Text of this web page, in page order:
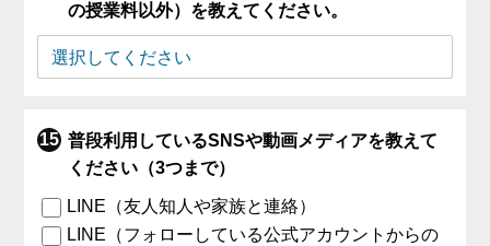
の授業料以外）を教えてください。
普段利用しているSNSや動画メディアを教えて
ください（3つまで）
LINE（友人知人や家族と連絡）
LINE（フォローしている公式アカウントからの